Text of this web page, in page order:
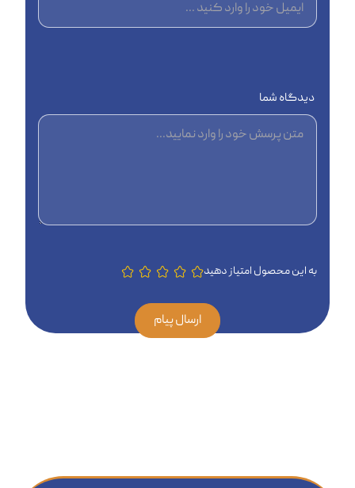
دیدگاه شما
به این محصول امتیاز دهید
ارسال پیام